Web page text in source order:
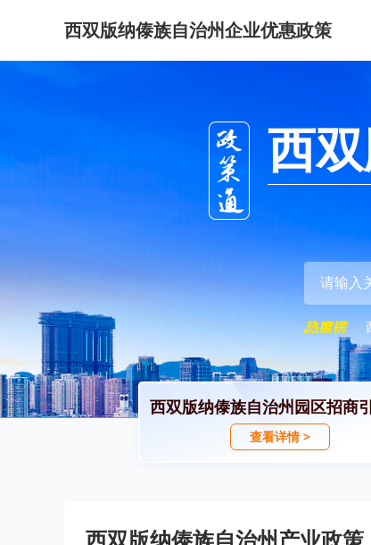
西双版纳傣族自治州企业优惠政策
西
查看详情 >